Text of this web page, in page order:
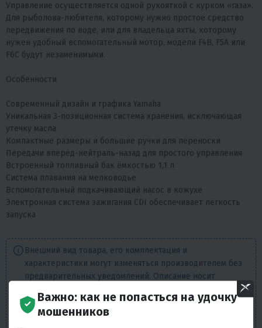
Управление осуществляется одной рукояткой с курком «газа».
Для рыболова-любителя, которому нужно простое средство
передвижения по воде, или для владельца яхты, которому
нужен удобный вспомогательный мотор, модели F4В, F5А или
F6С будут незаменимыми.
Особенности
Современный дизайн и графика Yamaha
Уникальная 3-позиционная система хранения, исключающая
утечку масла
Компактные размеры и большие ручки для переноски
Передачи вперёд-нейтраль-назад для простого управления
Встроенный топливный бак ёмкостью 1,1 л
Система плавания на мелководье
Вспомогательный подкачивающий насос в кожухе
Электронная система зажигания CDI обеспечивает лёгкость
запуска
Внешний вид товара, его комплектация и
характеристики могут изменяться производителем без
предварительных уведомлений. Описание носит
служить основанием для претензий. Вся представленная
на сайте информация, касающаяся технических
Важно: как не попасться на удочку
мошенников